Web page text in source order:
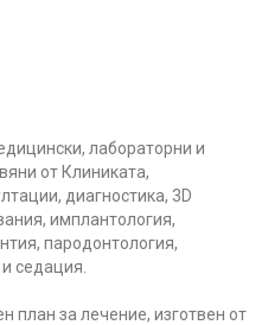
лабораторни и
от Клиниката,
диагностика, 3D
имплантология,
пародонтология,
седация.
план за лечение, изготвен от